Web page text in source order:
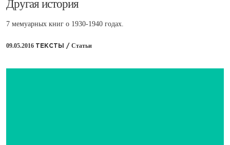
​Другая история
7 мемуарных книг о 1930-1940 годах.
09.05.2016 ТЕКСТЫ / Статьи